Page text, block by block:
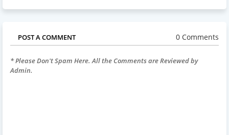
POST A COMMENT 0 Comments
* Please Don't Spam Here. All the Comments are Reviewed by
Admin.